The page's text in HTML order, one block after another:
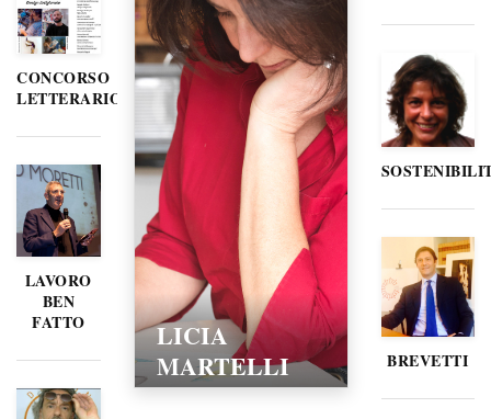
CONCORSO
LETTERARIO
LAVORO
BEN
FATTO
LORELLA
POZZI
BREVETTI